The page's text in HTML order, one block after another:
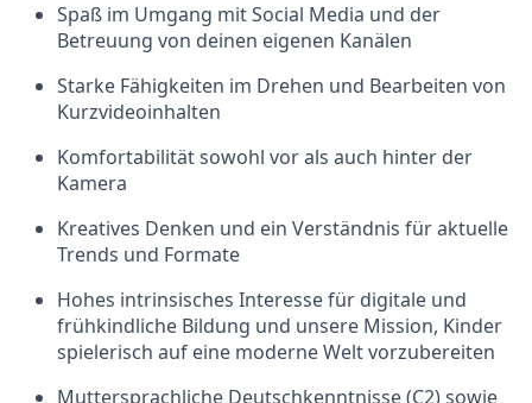
Spaß im Umgang mit Social Media und der
Betreuung von deinen eigenen Kanälen
Starke Fähigkeiten im Drehen und Bearbeiten von
Kurzvideoinhalten
Komfortabilität sowohl vor als auch hinter der
Kamera
Kreatives Denken und ein Verständnis für aktuelle
Trends und Formate
Hohes intrinsisches Interesse für digitale und
frühkindliche Bildung und unsere Mission, Kinder
spielerisch auf eine moderne Welt vorzubereiten
Muttersprachliche Deutschkenntnisse (C2) sowie